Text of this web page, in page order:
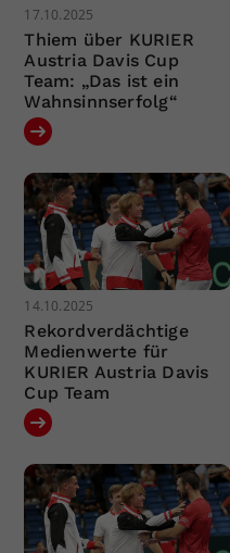
17.10.2025
Thiem über KURIER
Austria Davis Cup
Team: „Das ist ein
Wahnsinnserfolg“
14.10.2025
Rekordverdächtige
Medienwerte für
KURIER Austria Davis
Cup Team